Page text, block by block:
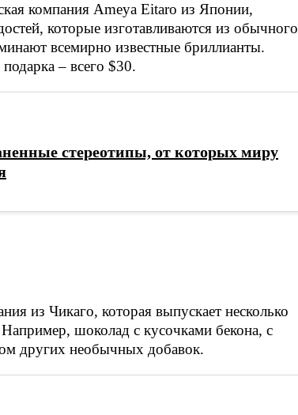
компания Ameya Eitaro из Японии,
которые изготавливаются из обычного
всемирно известные бриллианты.
– всего $30.
стереотипы, от которых миру
из Чикаго, которая выпускает несколько
шоколад с кусочками бекона, с
других необычных добавок.